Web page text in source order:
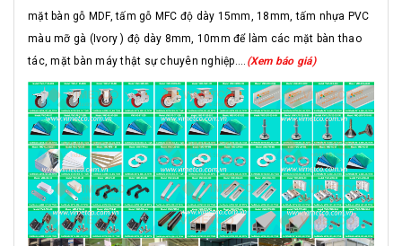
mặt bàn gỗ MDF, tấm gỗ MFC độ dày 15mm, 18mm, tấm nhựa PVC
màu mỡ gà (Ivory ) độ dày 8mm, 10mm để làm các mặt bàn thao
tác, mặt bàn máy thật sự chuyên nghiệp....
(Xem báo giá)